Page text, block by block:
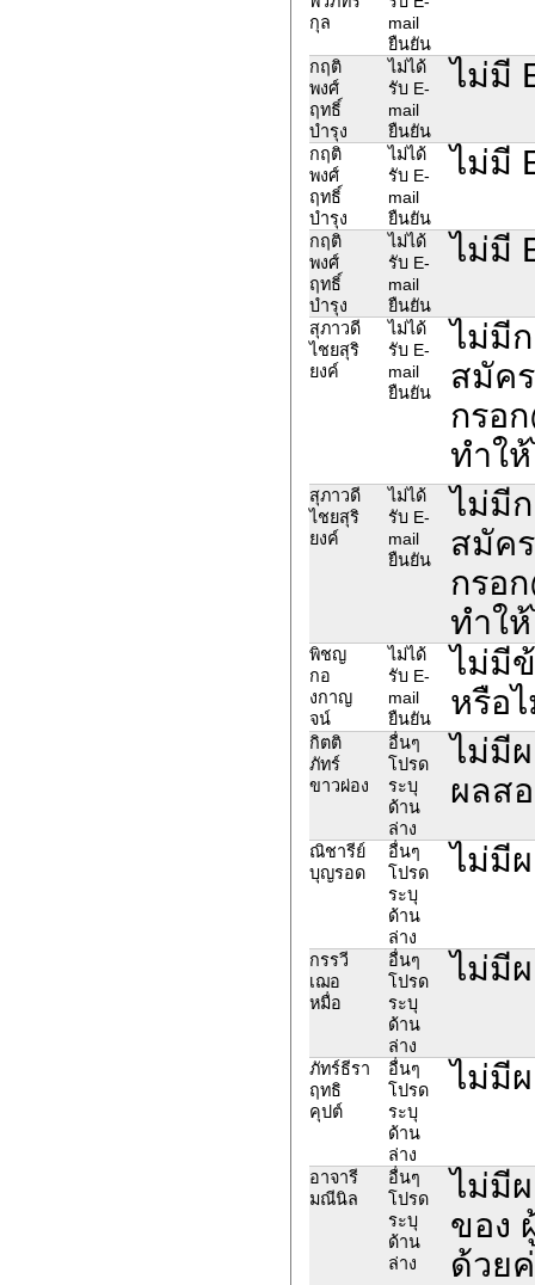
กุล
mail
ยืนยัน
กฤติ
พงศ์
ฤทธิ์
บำรุง
ไม่ได้
รับ E-
mail
ยืนยัน
ไม่มี
กฤติ
พงศ์
ฤทธิ์
บำรุง
ไม่ได้
รับ E-
mail
ยืนยัน
ไม่มี
กฤติ
พงศ์
ฤทธิ์
บำรุง
ไม่ได้
รับ E-
mail
ยืนยัน
ไม่มี
สุภาวดี
ไชยสุริ
ยงค์
ไม่ได้
รับ E-
mail
ยืนยัน
ไม่มี
สมัค
กรอ
ทำใ
สุภาวดี
ไชยสุริ
ยงค์
ไม่ได้
รับ E-
mail
ยืนยัน
ไม่มี
สมัค
กรอ
ทำใ
พิชญ
กอ
งกาญ
จน์
ไม่ได้
รับ E-
mail
ยืนยัน
ไม่มี
หรือ
กิตติ
ภัทร์
ขาวผ่อง
อื่นๆ
โปรด
ระบุ
ด้าน
ล่าง
ไม่มี
ผลส
ณิชารีย์
บุญรอด
อื่นๆ
โปรด
ระบุ
ด้าน
ล่าง
ไม่มี
กรรวี
เฌอ
หมื่อ
อื่นๆ
โปรด
ระบุ
ด้าน
ล่าง
ไม่มี
ภัทร์ธีรา
ฤทธิ
คุปต์
อื่นๆ
โปรด
ระบุ
ด้าน
ล่าง
ไม่มี
อาจารี
มณีนิล
อื่นๆ
โปรด
ระบุ
ด้าน
ล่าง
ไม่มี
ของ
ด้วย